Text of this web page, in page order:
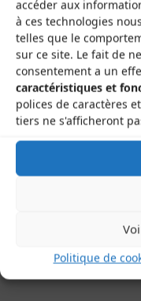
accéder aux
à ces technologies
telles que le
sur ce site. Le fait de
consentement a un
caractéristiques et
polices de caractères
tiers ne s'afficheront
Politique de
Previous image
Les
40
63200